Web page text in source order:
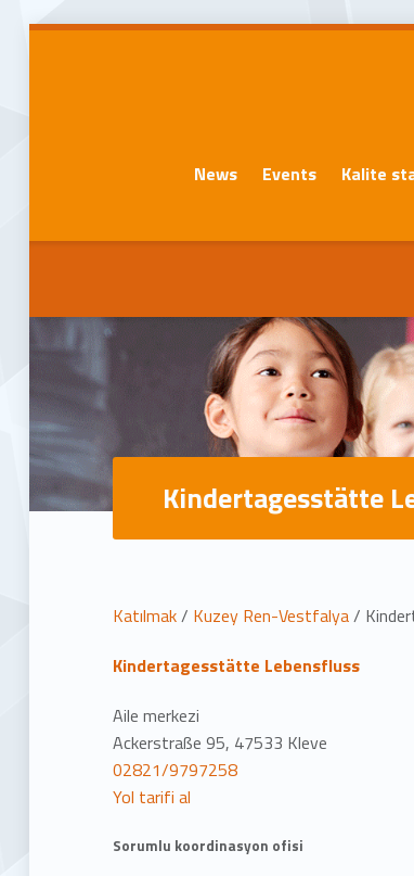
News Events Kalite
Kindertagesstätte
K
o
n
u
m
Katılmak/ Kuzey Ren-Vestfalya/
Kindertagesstätte Lebensfluss
Aile merkezi
Ackerstraße 95, 47533 Kleve
02821/9797258
Yol tarifi al
Sorumlu koordinasyon ofisi